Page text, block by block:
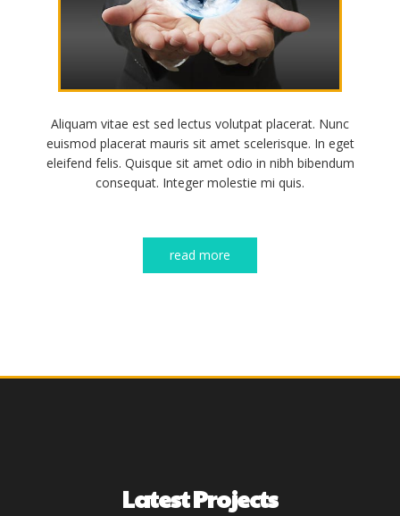
Aliquam vitae est sed lectus volutpat placerat. Nunc
euismod placerat mauris sit amet scelerisque. In eget
eleifend felis. Quisque sit amet odio in nibh bibendum
consequat. Integer molestie mi quis.
read more
LatestProjects